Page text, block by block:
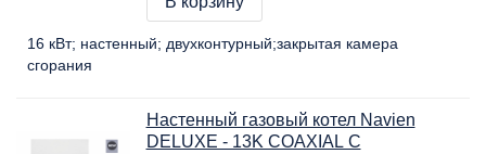
16 кВт настенный двухконтурный закрытая камера
сгорания
Настенный газовый котел Navien
DELUXE - 13K COAXIAL C